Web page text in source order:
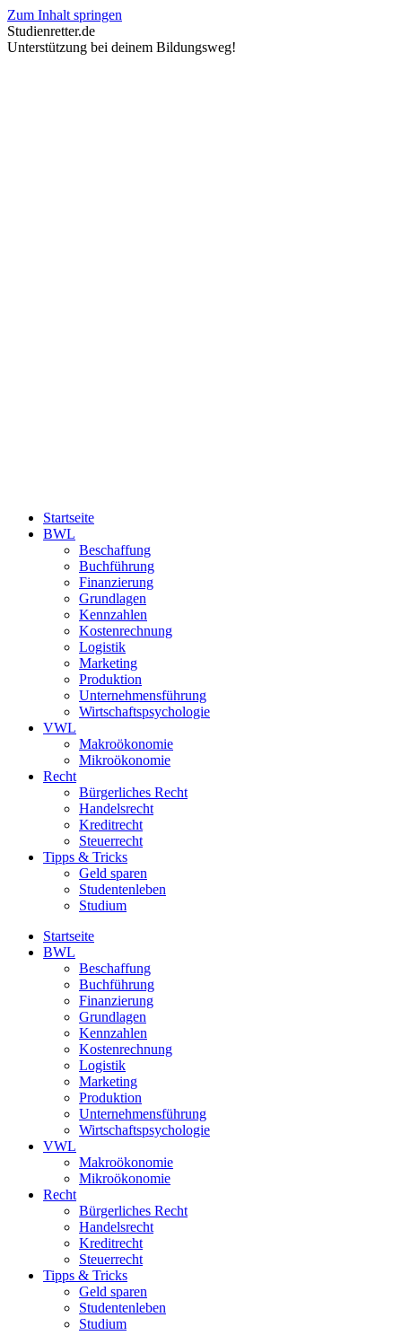
Zum Inhalt springen
Studienretter.de
Unterstützung bei deinem Bildungsweg!
Startseite
BWL
Beschaffung
Buchführung
Finanzierung
Grundlagen
Kennzahlen
Kostenrechnung
Logistik
Marketing
Produktion
Unternehmensführung
Wirtschaftspsychologie
VWL
Makroökonomie
Mikroökonomie
Recht
Bürgerliches Recht
Handelsrecht
Kreditrecht
Steuerrecht
Tipps & Tricks
Geld sparen
Studentenleben
Studium
Startseite
BWL
Beschaffung
Buchführung
Finanzierung
Grundlagen
Kennzahlen
Kostenrechnung
Logistik
Marketing
Produktion
Unternehmensführung
Wirtschaftspsychologie
VWL
Makroökonomie
Mikroökonomie
Recht
Bürgerliches Recht
Handelsrecht
Kreditrecht
Steuerrecht
Tipps & Tricks
Geld sparen
Studentenleben
Studium